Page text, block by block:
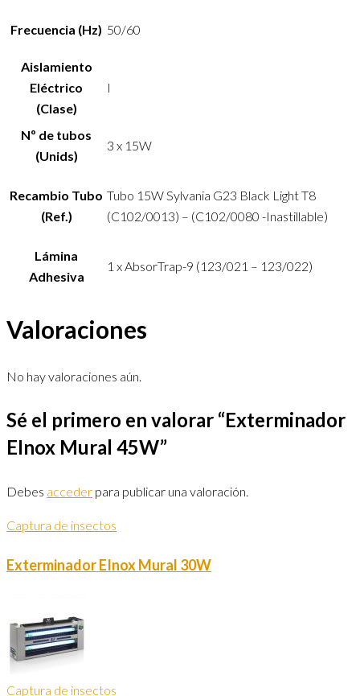
Frecuencia (Hz) 50/60
Aislamiento
Eléctrico
(Clase)
I
Nº de tubos
(Unids)
3 x 15W
Recambio Tubo
(Ref.)
Tubo 15W Sylvania G23 Black Light T8
(C102/0013) – (C102/0080 -Inastillable)
Lámina
Adhesiva
1 x AbsorTrap-9 (123/021 – 123/022)
Valoraciones
No hay valoraciones aún.
Sé el primero en valorar “Exterminador
EInox Mural 45W”
Debes acceder para publicar una valoración.
Captura de insectos
Exterminador EInox Mural 30W
Captura de insectos